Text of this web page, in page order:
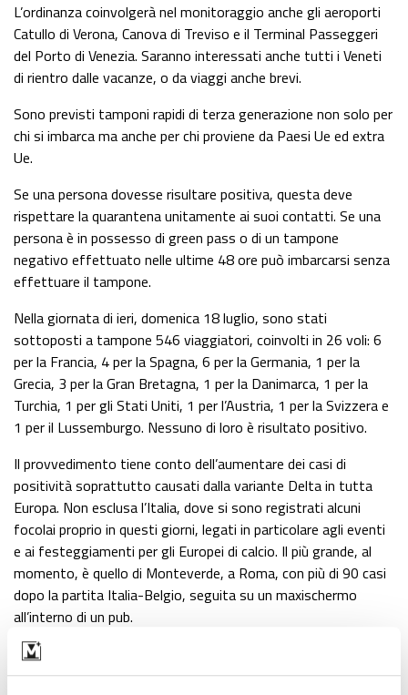
L’ordinanza coinvolgerà nel monitoraggio anche gli aeroporti
Catullo di Verona, Canova di Treviso e il Terminal Passeggeri
del Porto di Venezia. Saranno interessati anche tutti i Veneti
di rientro dalle vacanze, o da viaggi anche brevi.
Sono previsti tamponi rapidi di terza generazione non solo per
chi si imbarca ma anche per chi proviene da Paesi Ue ed extra
Ue.
Se una persona dovesse risultare positiva, questa deve
rispettare la quarantena unitamente ai suoi contatti. Se una
persona è in possesso di green pass o di un tampone
negativo effettuato nelle ultime 48 ore può imbarcarsi senza
effettuare il tampone.
Nella giornata di ieri, domenica 18 luglio, sono stati
sottoposti a tampone 546 viaggiatori, coinvolti in 26 voli: 6
per la Francia, 4 per la Spagna, 6 per la Germania, 1 per la
Grecia, 3 per la Gran Bretagna, 1 per la Danimarca, 1 per la
Turchia, 1 per gli Stati Uniti, 1 per l’Austria, 1 per la Svizzera e
1 per il Lussemburgo. Nessuno di loro è risultato positivo.
Il provvedimento tiene conto dell’aumentare dei casi di
positività soprattutto causati dalla variante Delta in tutta
Europa. Non esclusa l’Italia, dove si sono registrati alcuni
focolai proprio in questi giorni, legati in particolare agli eventi
e ai festeggiamenti per gli Europei di calcio. Il più grande, al
momento, è quello di Monteverde, a Roma, con più di 90 casi
dopo la partita Italia-Belgio, seguita su un maxischermo
all’interno di un pub.